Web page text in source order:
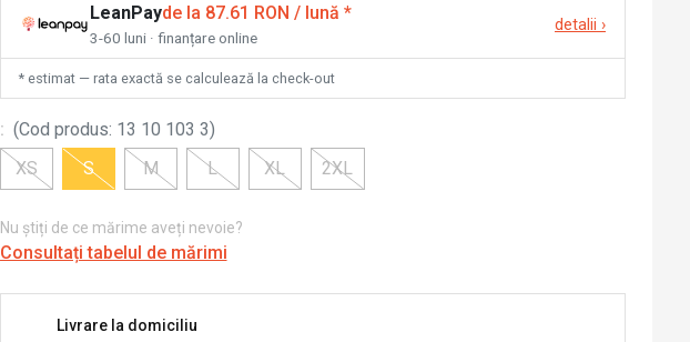
LeanPayde la 87.61 RON / lună *
3-60 luni · finanțare online
detalii ›
* estimat — rata exactă se calculează la check-out
: (Cod produs: 13 10 103 3)
XS
S M L XL 2XL
Nu știți de ce mărime aveți nevoie?
Consultați tabelul de mărimi
Livrare la domiciliu